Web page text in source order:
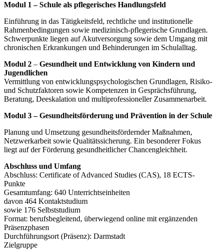
Modul 1 – Schule als pflegerisches Handlungsfeld
Einführung in das Tätigkeitsfeld, rechtliche und institutionelle
Rahmenbedingungen sowie medizinisch-pflegerische Grundlagen.
Schwerpunkte liegen auf Akutversorgung sowie dem Umgang mit
chronischen Erkrankungen und Behinderungen im Schulalltag.
Modul 2 – Gesundheit und Entwicklung von Kindern und
Jugendlichen
Vermittlung von entwicklungspsychologischen Grundlagen, Risiko-
und Schutzfaktoren sowie Kompetenzen in Gesprächsführung,
Beratung, Deeskalation und multiprofessioneller Zusammenarbeit.
Modul 3 – Gesundheitsförderung und Prävention in der Schule
Planung und Umsetzung gesundheitsfördernder Maßnahmen,
Netzwerkarbeit sowie Qualitätssicherung. Ein besonderer Fokus
liegt auf der Förderung gesundheitlicher Chancengleichheit.
Abschluss und Umfang
Abschluss: Certificate of Advanced Studies (CAS), 18 ECTS-
Punkte
Gesamtumfang: 640 Unterrichtseinheiten
davon 464 Kontaktstudium
sowie 176 Selbststudium
Format: berufsbegleitend, überwiegend online mit ergänzenden
Präsenzphasen
Durchführungsort (Präsenz): Darmstadt
Zielgruppe